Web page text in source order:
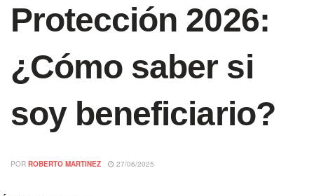
Protección 2026:
¿Cómo saber si
soy beneficiario?
POR ROBERTO MARTINEZ 27/06/2025